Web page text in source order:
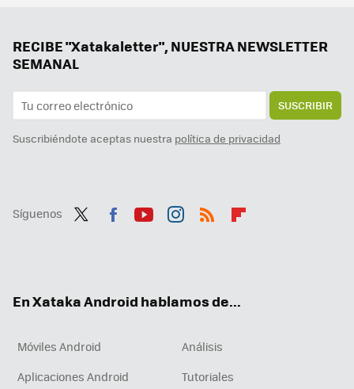
RECIBE "Xatakaletter", NUESTRA NEWSLETTER
SEMANAL
SUSCRIBIR
Suscribiéndote aceptas nuestra política de privacidad
Síguenos
En Xataka Android hablamos de...
Móviles Android
Análisis
Aplicaciones Android
Tutoriales